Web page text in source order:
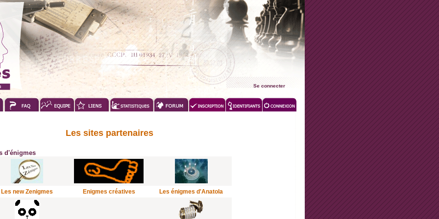
Se connecter
Les sites partenaires
d'énigmes
Les new Zenigmes Enigmes créatives Les énigmes d'Anatola